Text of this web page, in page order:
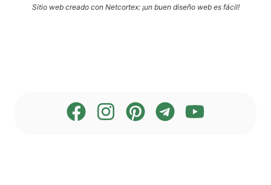
Sitio web cre­a­do con Net­cortex: ¡un buen dise­ño web es fácil!